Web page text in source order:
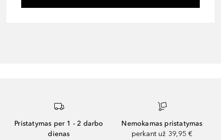
Pristatymas per 1 - 2 darbo
dienas
Nemokamas pristatymas
perkant už 39,95 €